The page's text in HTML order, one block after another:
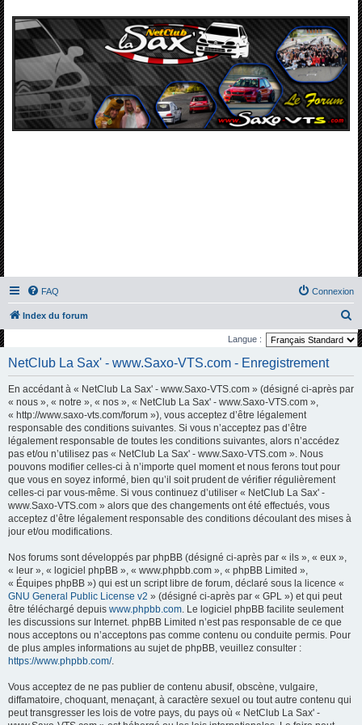
FAQ Connexion
Index du forum
e
Langue :
NetClub La Sax' - www.Saxo-VTS.com - Enregistrement
En accédant à « NetClub La Sax' - www.Saxo-VTS.com » (désigné ci-après par
« nous », « notre », « nos », « NetClub La Sax' - www.Saxo-VTS.com »,
« http://www.saxo-vts.com/forum »), vous acceptez d’être légalement
responsable des conditions suivantes. Si vous n’acceptez pas d’être
légalement responsable de toutes les conditions suivantes, alors n’accédez
pas et/ou n’utilisez pas « NetClub La Sax' - www.Saxo-VTS.com ». Nous
pouvons modifier celles-ci à n’importe quel moment et nous ferons tout pour
que vous en soyez informé, bien qu’il soit prudent de vérifier régulièrement
celles-ci par vous-même. Si vous continuez d’utiliser « NetClub La Sax' -
www.Saxo-VTS.com » alors que des changements ont été effectués, vous
acceptez d’être légalement responsable des conditions découlant des mises à
jour et/ou modifications.
Nos forums sont développés par phpBB (désigné ci-après par « ils », « eux »,
« leur », « logiciel phpBB », « www.phpbb.com », « phpBB Limited »,
« Équipes phpBB ») qui est un script libre de forum, déclaré sous la licence «
GNU General Public License v2 » (désigné ci-après par « GPL ») et qui peut
être téléchargé depuis www.phpbb.com. Le logiciel phpBB facilite seulement
les discussions sur Internet. phpBB Limited n’est pas responsable de ce que
nous acceptons ou n’acceptons pas comme contenu ou conduite permis. Pour
de plus amples informations au sujet de phpBB, veuillez consulter :
https://www.phpbb.com/.
Vous acceptez de ne pas publier de contenu abusif, obscène, vulgaire,
diffamatoire, choquant, menaçant, à caractère sexuel ou tout autre contenu qui
peut transgresser les lois de votre pays, du pays où « NetClub La Sax' -